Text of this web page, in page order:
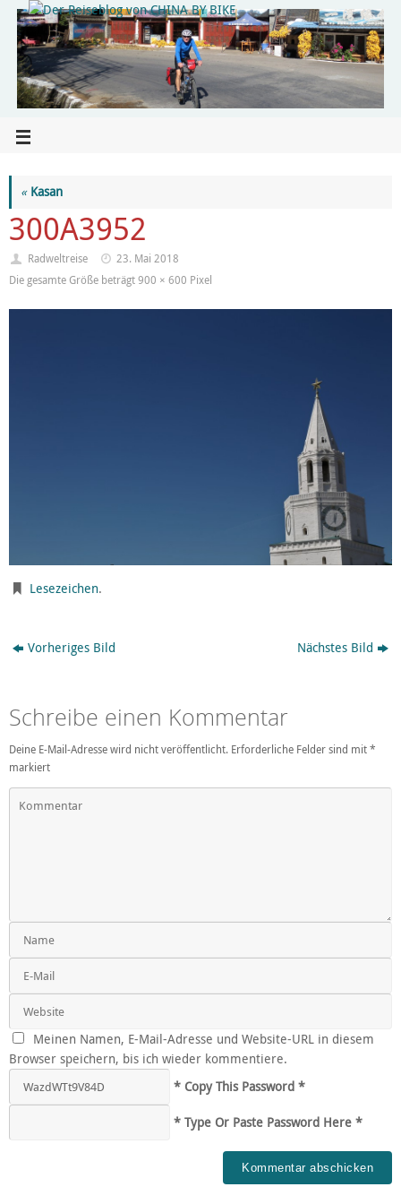
«Kasan
300A3952
Radweltreise
23. Mai 2018
Die gesamte Größe beträgt900 × 600 Pixel
Lesezeichen.
Vorheriges Bild Nächstes Bild
Schreibe einen Kommentar
Deine E-Mail-Adresse wird nicht veröffentlicht. Erforderliche Felder sind mit*
markiert
Meinen Namen, E-Mail-Adresse und Website-URL in diesem
Browser speichern, bis ich wieder kommentiere.
* Copy This Password *
* Type Or Paste Password Here *